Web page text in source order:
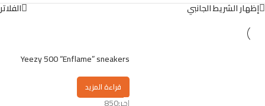
إظهار الشريط الجانبي
الفلاتر
Yeezy 500 “Enflame” sneakers
قراءة المزيد